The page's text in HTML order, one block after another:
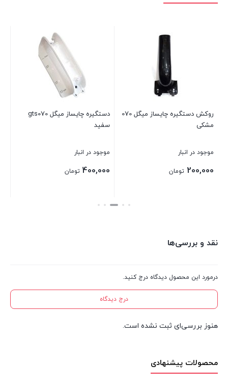
روکش دستگیره چایساز میگل 070
مشکی
موجود در انبار
200,000 تومان
دستگیره چایساز میگل gts070
سفید
موجود در انبار
400,000 تومان
بستن
نقد و بررسی‌ها
درمورد این محصول دیدگاه درج کنید.
درج دیدگاه
هنوز بررسی‌ای ثبت نشده است.
محصولات پیشنهادی